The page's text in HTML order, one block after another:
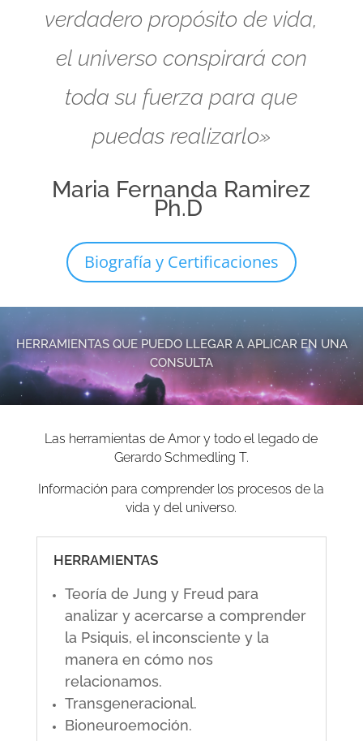
verdadero propósito de vida,
el universo conspirará con
toda su fuerza para que
puedas realizarlo»
Maria Fernanda Ramirez
Ph.D
Biografía y Certificaciones
HERRAMIENTAS QUE PUEDO LLEGAR A APLICAR EN UNA
CONSULTA
Las herramientas de Amor y todo el legado de
Gerardo Schmedling T.
Información para comprender los procesos de la
vida y del universo.
HERRAMIENTAS
Teoría de Jung y Freud para
analizar y acercarse a comprender
la Psiquis, el inconsciente y la
manera en cómo nos
relacionamos.
Transgeneracional.
Bioneuroemoción.